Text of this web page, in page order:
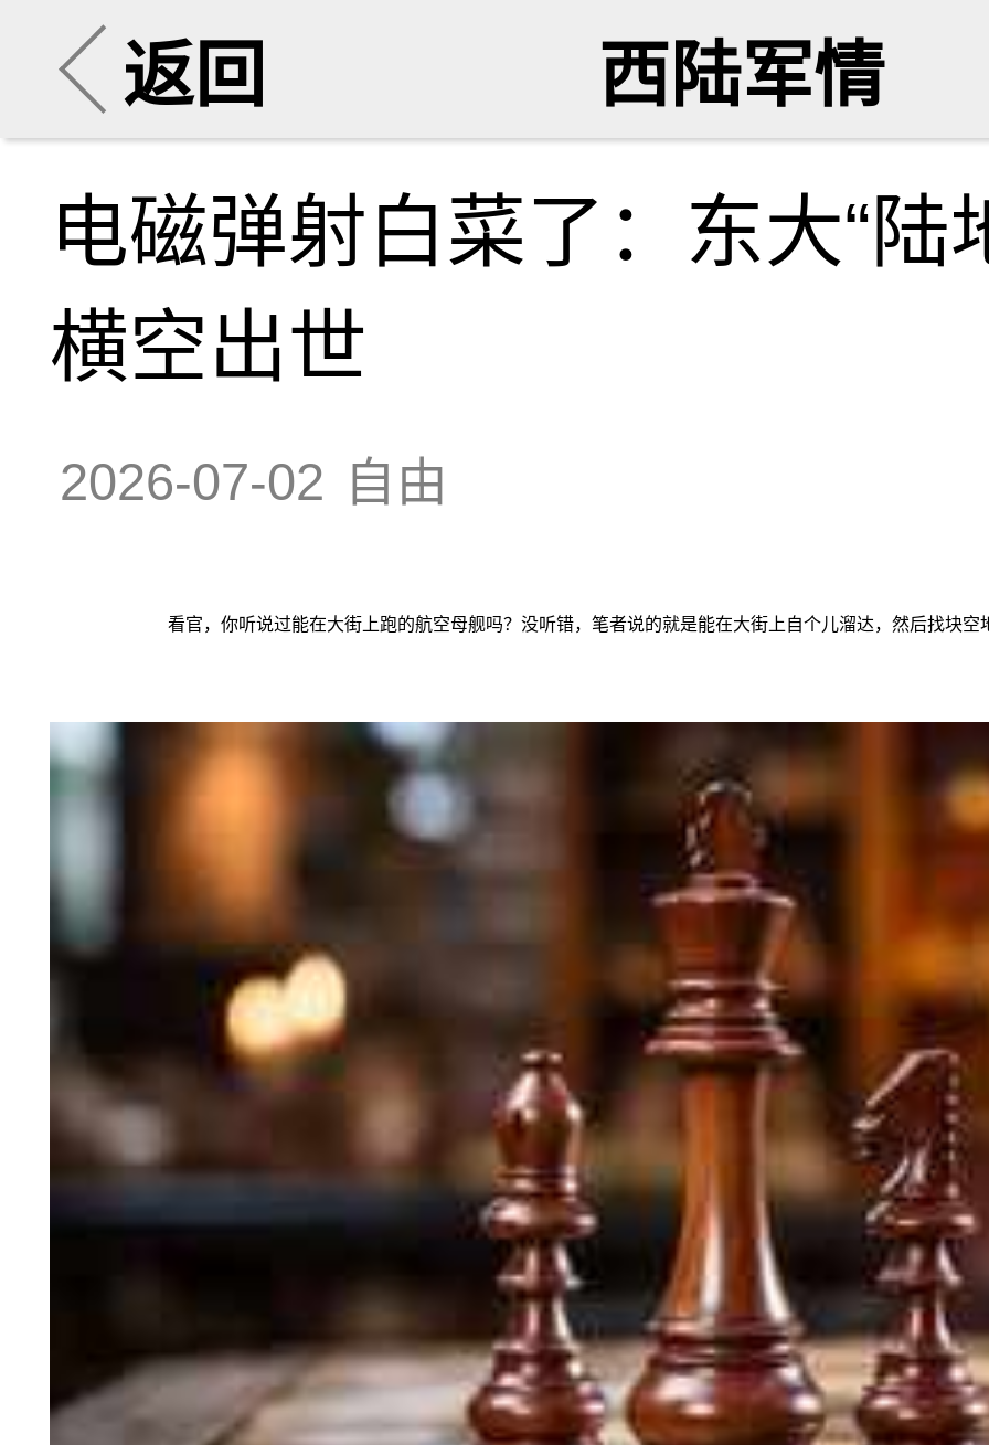
返回 西陆军情
电磁弹射白菜了：东大“陆
横空出世
2026-07-02 自由
看官，你听说过能在大街上跑的航空母舰吗？没听错，笔者说的就是能在大街上自个儿溜达，然后找块